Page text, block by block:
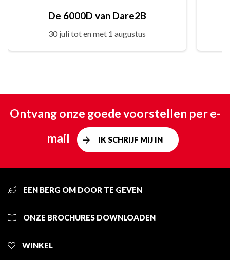
De 6000D van Dare2B
30 juli tot en met 1 augustus
Ontvang onze goede voorstellen per e-
mail
IK SCHRIJF MIJ IN
EEN BERG OM DOOR TE GEVEN
ONZE BROCHURES DOWNLOADEN
WINKEL